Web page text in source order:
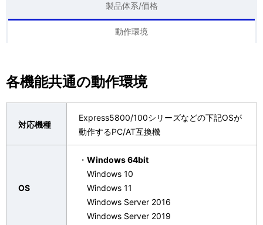
て
ゲ
ョ
ン
製品体系/価格
動作環境
各機能共通の動作環境
対応機種
Express5800/100シリーズなどの下記OSが
動作するPC/AT互換機
OS
・ Windows 64bit
Windows 10
Windows 11
Windows Server 2016
Windows Server 2019